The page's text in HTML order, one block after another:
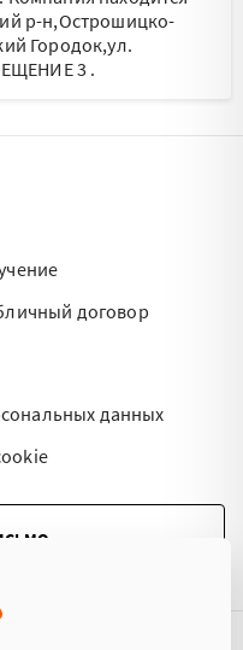
р-н,Острошицко-
Городок,ул.
3 .
договор
данных